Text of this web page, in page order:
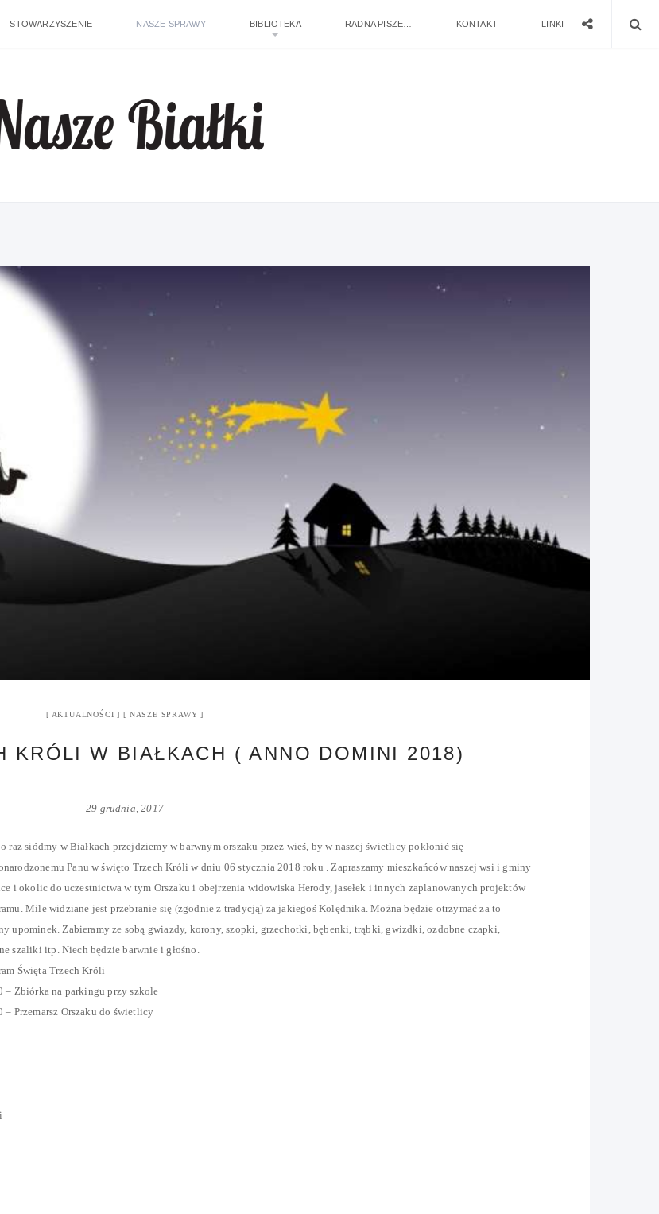
STOWARZYSZENIE NASZE SPRAWY BIBLIOTEKA RADNA PISZE… KONTAKT LINKI
AKTUALNOŚCI NASZE SPRAWY
KRÓLI W BIAŁKACH ( ANNO DOMINI 2018)
29 grudnia, 2017
raz siódmy w Białkach przejdziemy w barwnym orszaku przez wieś, by w naszej świetlicy pokłonić się
Panu w święto Trzech Króli w dniu 06 stycznia 2018 roku . Zapraszamy mieszkańców naszej wsi i gminy
i okolic do uczestnictwa w tym Orszaku i obejrzenia widowiska Herody, jasełek i innych zaplanowanych projektów
Mile widziane jest przebranie się (zgodnie z tradycją) za jakiegoś Kolędnika. Można będzie otrzymać za to
upominek. Zabieramy ze sobą gwiazdy, korony, szopki, grzechotki, bębenki, trąbki, gwizdki, ozdobne czapki,
szaliki itp. Niech będzie barwnie i głośno.
Święta Trzech Króli
– Zbiórka na parkingu przy szkole
– Przemarsz Orszaku do świetlicy